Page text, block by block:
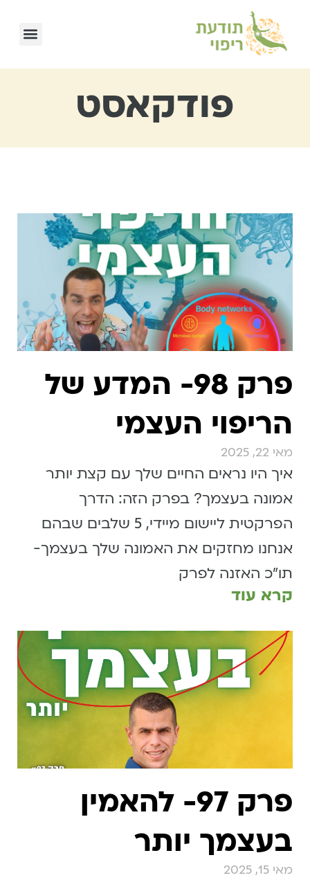
פודקאסט
פרק 98- המדע של
הריפוי העצמי
מאי 22, 2025
איך היו נראים החיים שלך עם קצת יותר
אמונה בעצמך? בפרק הזה: הדרך
הפרקטית ליישום מיידי, 5 שלבים שבהם
אנחנו מחזקים את האמונה שלך בעצמך-
תו״כ האזנה לפרק
קרא עוד
פרק 97- להאמין
בעצמך יותר
מאי 15, 2025